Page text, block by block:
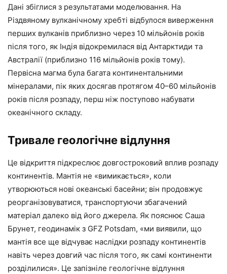
Дані збіглися з результатами моделювання. На
Різдвяному вулканічному хребті відбулося виверження
перших вулканів приблизно через 10 мільйонів років
після того, як Індія відокремилася від Антарктиди та
Австралії (приблизно 116 мільйонів років тому).
Первісна магма була багата континентальними
мінералами, пік яких досягав протягом 40–60 мільйонів
років після розпаду, перш ніж поступово набувати
океанічного складу.
Тривале геологічне відлуння
Це відкриття підкреслює довгостроковий вплив розпаду
континентів. Мантія не «вимикається», коли
утворюються нові океанські басейни; він продовжує
реорганізовуватися, транспортуючи збагачений
матеріал далеко від його джерела. Як пояснює Саша
Брунет, геодинамік з GFZ Potsdam, «ми виявили, що
мантія все ще відчуває наслідки розпаду континентів
навіть через довгий час після того, як самі континенти
розділилися». Це запізніле геологічне відлуння